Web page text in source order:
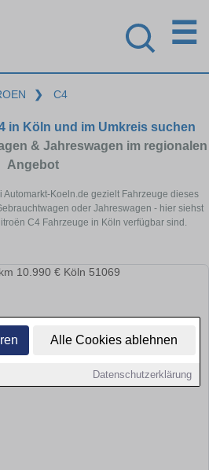
Alle Cookies ablehnen
Datenschutzerklärung
☰
❯ C4
in Köln und im Umkreis suchen
& Jahreswagen im regionalen
Angebot
Automarkt-Koeln.de gezielt Fahrzeuge dieses
oder Jahreswagen - hier siehst
C4 Fahrzeuge in Köln verfügbar sind.